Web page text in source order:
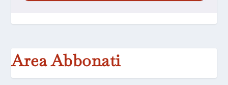
Area Abbonati